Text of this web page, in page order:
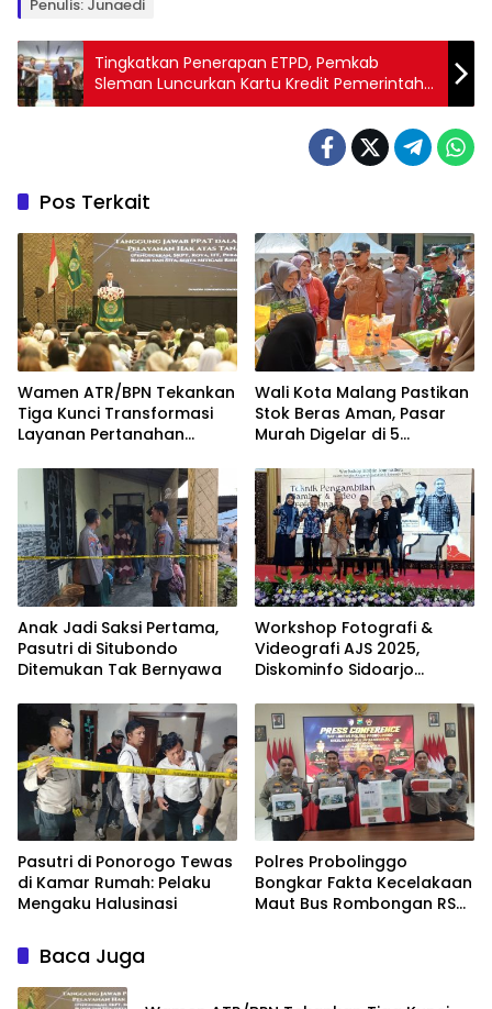
Penulis: Junaedi
Tingkatkan Penerapan ETPD, Pemkab
Sleman Luncurkan Kartu Kredit Pemerintah
Daerah
Pos Terkait
Wamen ATR/BPN Tekankan
Tiga Kunci Transformasi
Layanan Pertanahan
IPPAT
Wali Kota Malang Pastikan
Stok Beras Aman, Pasar
Murah Digelar di 5
Anak Jadi Saksi Pertama,
Pasutri di Situbondo
Ditemukan Tak Bernyawa
Workshop Fotografi &
Videografi AJS 2025,
Diskominfo Sidoarjo
Angkat Sejarah dan
Budaya
Pasutri di Ponorogo Tewas
di Kamar Rumah: Pelaku
Mengaku Halusinasi
Polres Probolinggo
Bongkar Fakta Kecelakaan
Maut Bus Rombongan RS
Baca Juga